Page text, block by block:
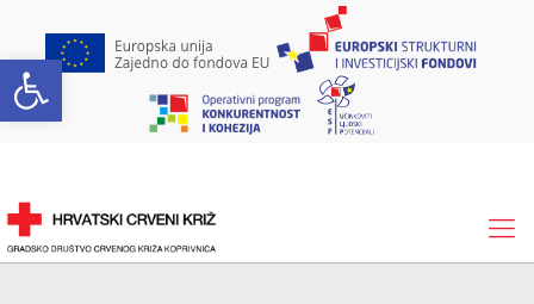
Open toolbar